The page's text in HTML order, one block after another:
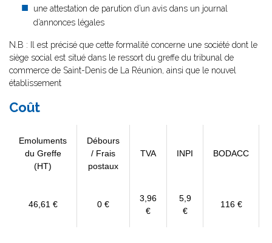
une attestation de parution d’un avis dans un journal
d’annonces légales
N.B : Il est précisé que cette formalité concerne une société dont le
siège social est situé dans le ressort du greffe du tribunal de
commerce de Saint-Denis de La Réunion, ainsi que le nouvel
établissement
Coût
Emoluments
du Greffe
(HT)
Débours
/ Frais
postaux
TVA INPI BODACC
46,61 € 0 €
3,96
€
5,9
€
116 €